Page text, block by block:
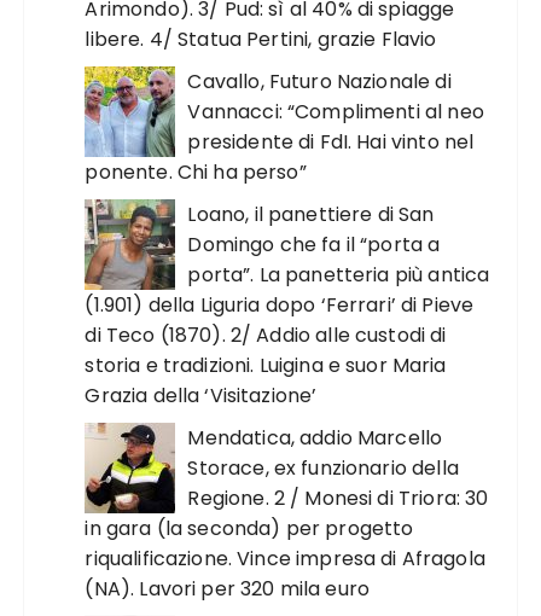
Arimondo). 3/ Pud: sì al 40% di spiagge
libere. 4/ Statua Pertini, grazie Flavio
Cavallo, Futuro Nazionale di
Vannacci: “Complimenti al neo
presidente di FdI. Hai vinto nel
ponente. Chi ha perso”
Loano, il panettiere di San
Domingo che fa il “porta a
porta”. La panetteria più antica
(1.901) della Liguria dopo ‘Ferrari’ di Pieve
di Teco (1870). 2/ Addio alle custodi di
storia e tradizioni. Luigina e suor Maria
Grazia della ‘Visitazione’
Mendatica, addio Marcello
Storace, ex funzionario della
Regione. 2 / Monesi di Triora: 30
in gara (la seconda) per progetto
riqualificazione. Vince impresa di Afragola
(NA). Lavori per 320 mila euro